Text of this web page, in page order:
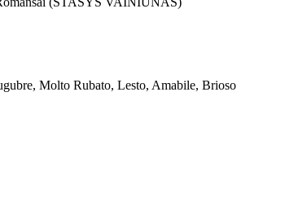
Molto Rubato, Lesto, Amabile, Brioso